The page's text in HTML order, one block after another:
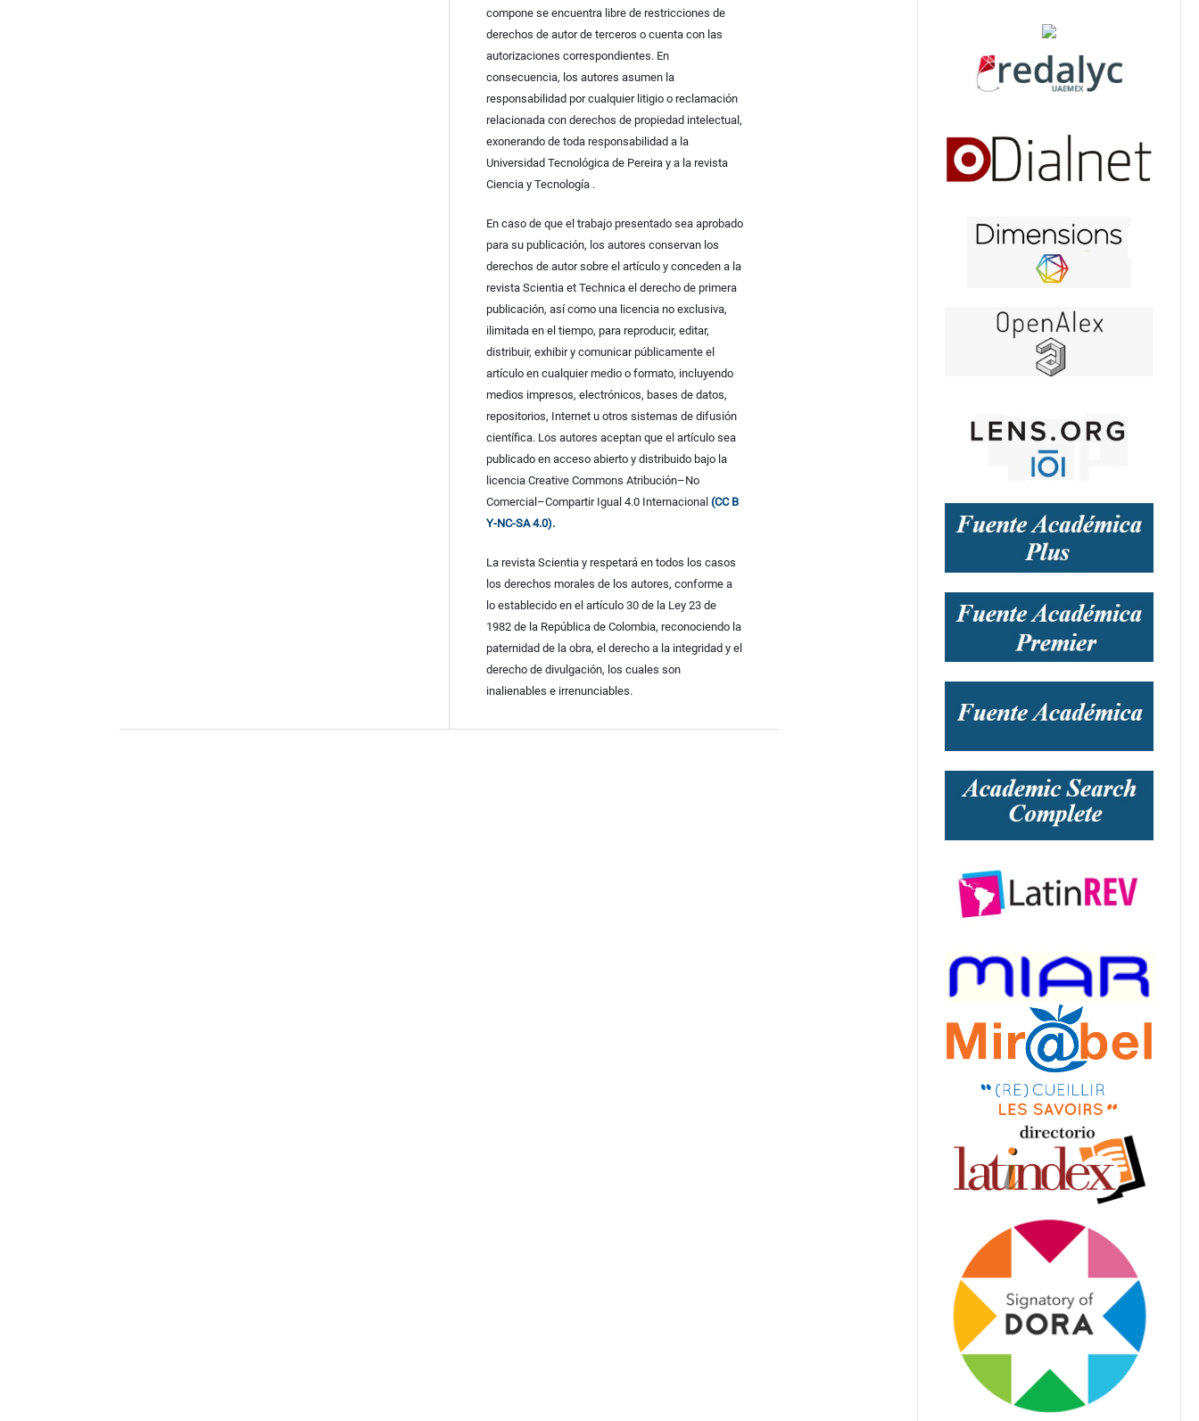
compone se encuentra libre de restricciones de
derechos de autor de terceros o cuenta con las
autorizaciones correspondientes. En
consecuencia, los autores asumen la
responsabilidad por cualquier litigio o reclamación
relacionada con derechos de propiedad intelectual,
exonerando de toda responsabilidad a la
Universidad Tecnológica de Pereira y a la revista
Ciencia y Tecnología .
En caso de que el trabajo presentado sea aprobado
para su publicación, los autores conservan los
derechos de autor sobre el artículo y conceden a la
revista Scientia et Technica el derecho de primera
publicación, así como una licencia no exclusiva,
ilimitada en el tiempo, para reproducir, editar,
distribuir, exhibir y comunicar públicamente el
artículo en cualquier medio o formato, incluyendo
medios impresos, electrónicos, bases de datos,
repositorios, Internet u otros sistemas de difusión
científica. Los autores aceptan que el artículo sea
publicado en acceso abierto y distribuido bajo la
licencia Creative Commons Atribución–No
Comercial–Compartir Igual 4.0 Internacional (CC B
Y-NC-SA 4.0).
La revista Scientia y respetará en todos los casos
los derechos morales de los autores, conforme a
lo establecido en el artículo 30 de la Ley 23 de
1982 de la República de Colombia, reconociendo la
paternidad de la obra, el derecho a la integridad y el
derecho de divulgación, los cuales son
inalienables e irrenunciables.